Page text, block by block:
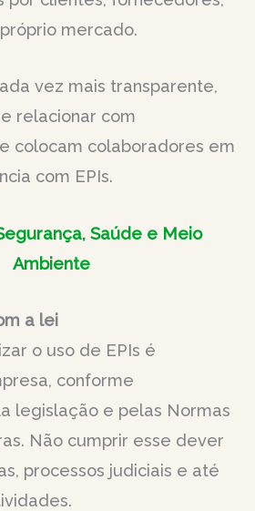
mercado.
vez mais transparente,
relacionar com
colocam colaboradores em
com EPIs.
Saúde e Meio
Ambiente
a lei
o uso de EPIs é
conforme
legislação e pelas Normas
Não cumprir esse dever
processos judiciais e até